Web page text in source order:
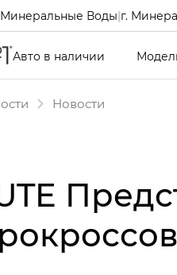
Минеральные Воды|г.
Авто в наличии
Новости